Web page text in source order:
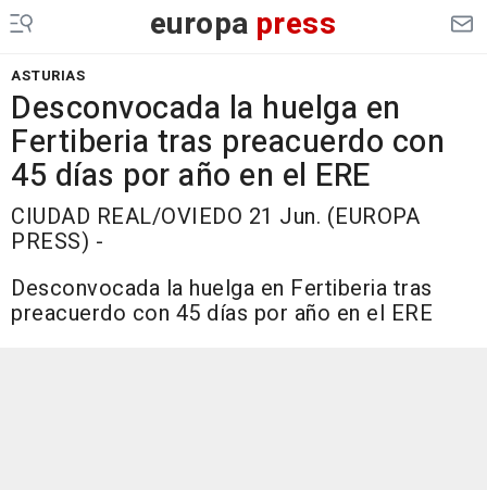
europa press
ASTURIAS
Desconvocada la huelga en
Fertiberia tras preacuerdo con
45 días por año en el ERE
CIUDAD REAL/OVIEDO 21 Jun. (EUROPA
PRESS) -
Desconvocada la huelga en Fertiberia tras
preacuerdo con 45 días por año en el ERE